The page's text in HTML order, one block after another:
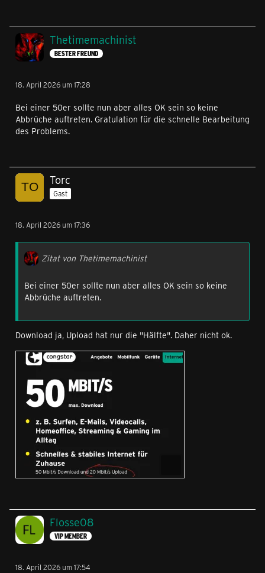
Thetimemachinist
BESTER FREUND
18. April 2026 um 17:28
Bei einer 50er sollte nun aber alles OK sein so keine
Abbrüche auftreten. Gratulation für die schnelle Bearbeitung
des Problems.
Torc
Gast
18. April 2026 um 17:36
Zitat von Thetimemachinist
Bei einer 50er sollte nun aber alles OK sein so keine
Abbrüche auftreten.
Download ja, Upload hat nur die "Hälfte". Daher nicht ok.
Flosse08
VIP MEMBER
18. April 2026 um 17:54